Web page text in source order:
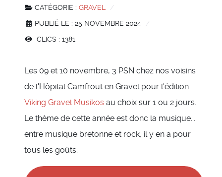
CATÉGORIE : GRAVEL
PUBLIÉ LE : 25 NOVEMBRE 2024
CLICS : 1381
Les 09 et 10 novembre, 3 PSN chez nos voisins
de l'Hôpital Camfrout en Gravel pour l'édition
Viking Gravel Musikos au choix sur 1 ou 2 jours.
Le thème de cette année est donc la musique...
entre musique bretonne et rock, il y en a pour
tous les goûts.